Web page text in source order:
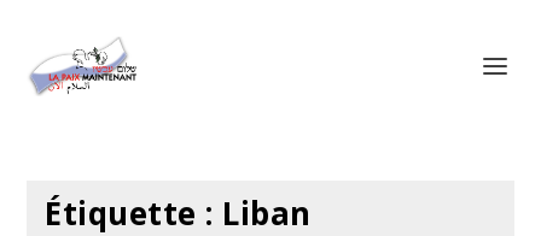
Étiquette : Liban